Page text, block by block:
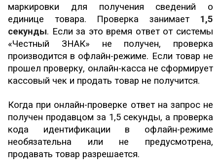
маркировки для получения сведений о
единице товара. Проверка занимает1,5
секунды. Если за это время ответ от системы
«Честный ЗНАК» не получен, проверка
производится в офлайн-режиме. Если товар не
прошел проверку, онлайн-касса не сформирует
кассовый чек и продать товар не получится.
Когда при онлайн-проверке ответ на запрос не
получен продавцом за 1,5 секунды, а проверка
кода идентификации в офлайн-режиме
необязательна или не предусмотрена,
продавать товар разрешается.